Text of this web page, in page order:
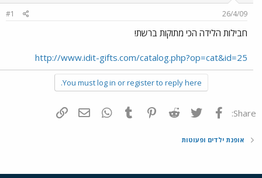
ו
ש
א
ר
26/4/09
#1
חבילות הלידה הכי מתוקות ברשת!
http://www.idit-gifts.com/catalog.php?op=cat&id=25
You must log in or register to reply here.
Share: פייסבוק Twitter
Reddit
Pinterest
Tumblr
WhatsAppדואר אלקטרוני
אופנת ילדים ופעוטות